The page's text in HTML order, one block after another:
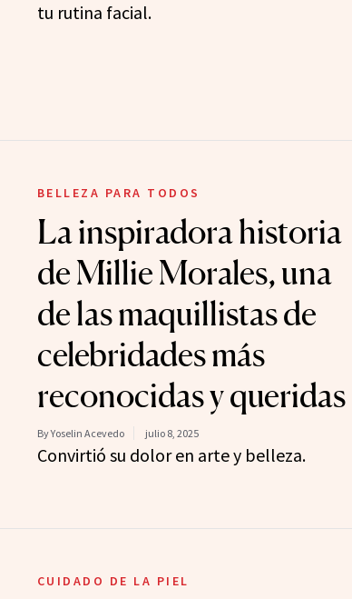
tu rutina facial.
BELLEZA PARA TODOS
La inspiradora historia
de Millie Morales, una
de las maquillistas de
celebridades más
reconocidas y queridas
By Yoselin Acevedo julio 8, 2025
Convirtió su dolor en arte y belleza.
CUIDADO DE LA PIEL